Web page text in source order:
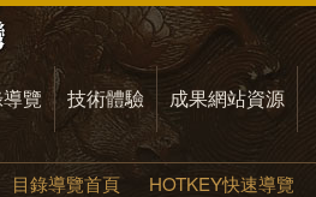
覽 技術體驗 成果網站資源
目錄導覽首頁 HOTKEY快速導覽